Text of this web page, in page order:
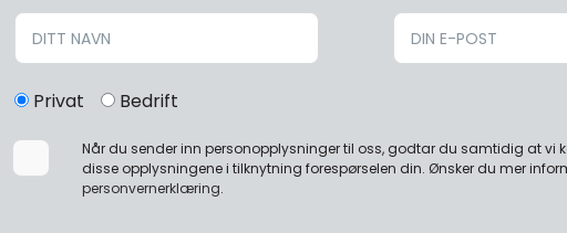
Privat Bedrift
Når du sender inn personopplysninger til oss, godtar du samtidig at vi
disse opplysningene i tilknytning forespørselen din. Ønsker du mer
personvernerklæring.